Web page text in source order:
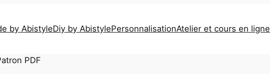
by AbistyleDiy by AbistylePersonnalisationAtelier et cours en ligne
PDF